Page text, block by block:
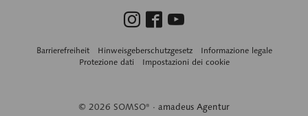
© 2026 SOMSO® · amadeus Agentur
Barrierefreiheit Hinweisgeberschutzgesetz
Informazione legale
Protezione dati
Impostazioni dei cookie